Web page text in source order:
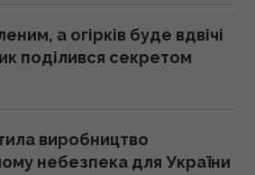
під вартою для
заявив про
2026
а огірків буде вдвічі
поділився секретом
виробництво
небезпека для України